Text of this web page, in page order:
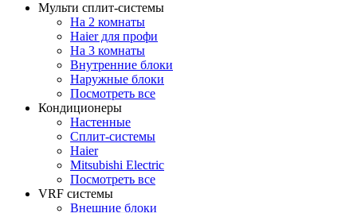
Мульти сплит-системы
На 2 комнаты
Haier для профи
На 3 комнаты
Внутренние блоки
Наружные блоки
Посмотреть все
Кондиционеры
Настенные
Сплит-системы
Haier
Mitsubishi Electric
Посмотреть все
VRF системы
Внешние блоки